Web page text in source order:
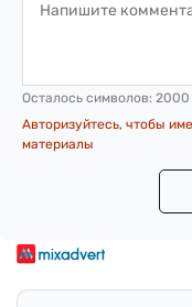
Осталось символов: 2000
Авторизуйтесь, чтобы
материалы